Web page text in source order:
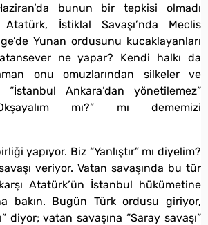
bunun bir tepkisi olmadı
İstiklal Savaşı’nda Meclis
Yunan ordusunu kucaklayanları
ne yapar? Kendi halkı da
onu omuzlarından silkeler ve
“İstanbul Ankara’dan yönetilemez”
mı?” mı dememizi
yapıyor. Biz “Yanlıştır” mı diyelim?
veriyor. Vatan savaşında bu tür
Atatürk’ün İstanbul hükümetine
bakın. Bugün Türk ordusu giriyor,
diyor; vatan savaşına “Saray savaşı”